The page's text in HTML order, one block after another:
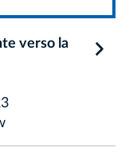
verso la